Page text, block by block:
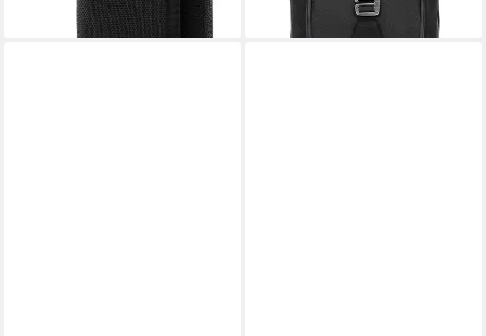
lieferbar - in 2-3 Werktagen bei dir